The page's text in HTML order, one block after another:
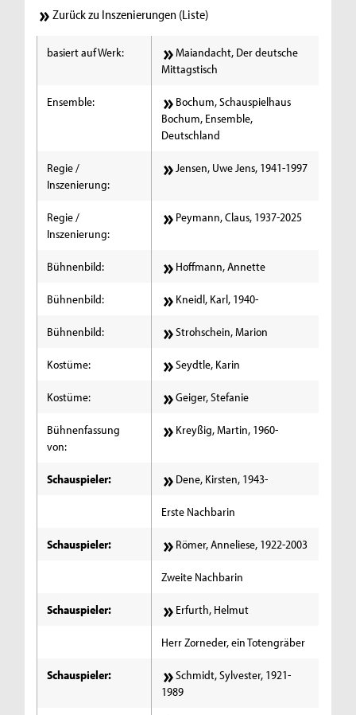
Zurück zu Inszenierungen (Liste)
basiert auf Werk:
Maiandacht, Der deutsche
Mittagstisch
Ensemble:
Bochum, Schauspielhaus
Bochum, Ensemble,
Deutschland
Regie /
Inszenierung:
Jensen, Uwe Jens, 1941-1997
Regie /
Inszenierung:
Peymann, Claus, 1937-2025
Bühnenbild: Hoffmann, Annette
Bühnenbild: Kneidl, Karl, 1940-
Bühnenbild: Strohschein, Marion
Kostüme: Seydtle, Karin
Kostüme: Geiger, Stefanie
Bühnenfassung
von:
Kreyßig, Martin, 1960-
Schauspieler: Dene, Kirsten, 1943-
Erste Nachbarin
Schauspieler: Römer, Anneliese, 1922-2003
Zweite Nachbarin
Schauspieler: Erfurth, Helmut
Herr Zorneder, ein Totengräber
Schauspieler:
Schmidt, Sylvester, 1921-
1989